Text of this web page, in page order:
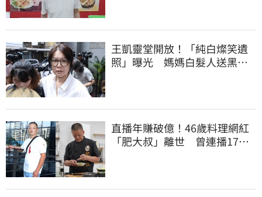
王凱靈堂開放！「純白燦笑遺
照」曝光 媽媽白髮人送黑髮
直播年賺破億！46歲料理網紅
「肥大叔」離世 曾連播17小